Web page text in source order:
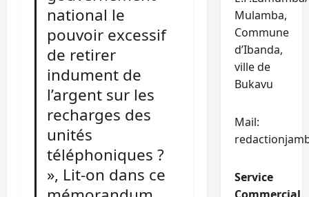
national le
pouvoir excessif
de retirer
indument de
l’argent sur les
recharges des
unités
téléphoniques ?
», Lit-on dans ce
Mulamba,
Commune
d’Ibanda,
ville de
Bukavu
Mail:
Service